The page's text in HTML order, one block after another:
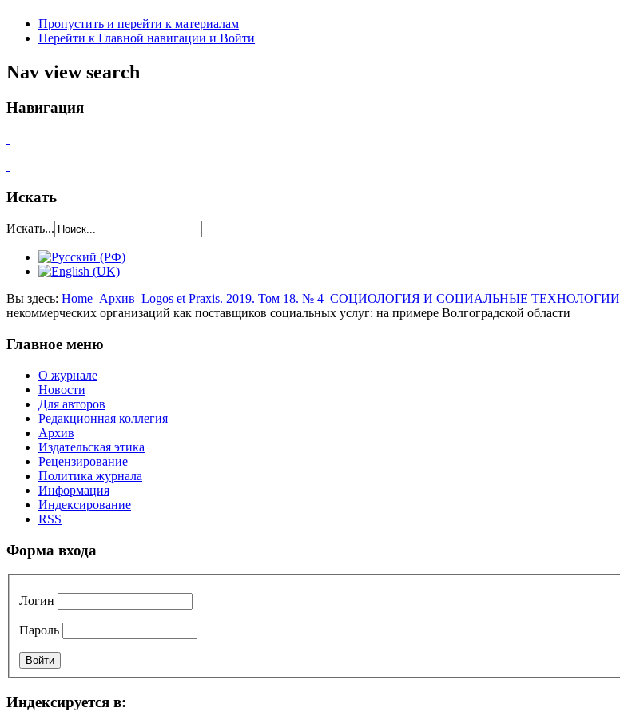
Пропустить и перейти к материалам
Перейти к Главной навигации и Войти
Nav view search
Навигация
Искать
Искать...
Вы здесь: Home Архив Logos et Praxis. 2019. Том 18. № 4 СОЦИОЛОГИЯ И СОЦИАЛЬНЫЕ ТЕХНОЛОГИИ
некоммерческих организаций как поставщиков социальных услуг: на примере Волгоградской области
Главное меню
О журнале
Новости
Для авторов
Редакционная коллегия
Архив
Издательская этика
Рецензирование
Политика журнала
Информация
Индексирование
RSS
Форма входа
Логин
Пароль
Индексируется в: